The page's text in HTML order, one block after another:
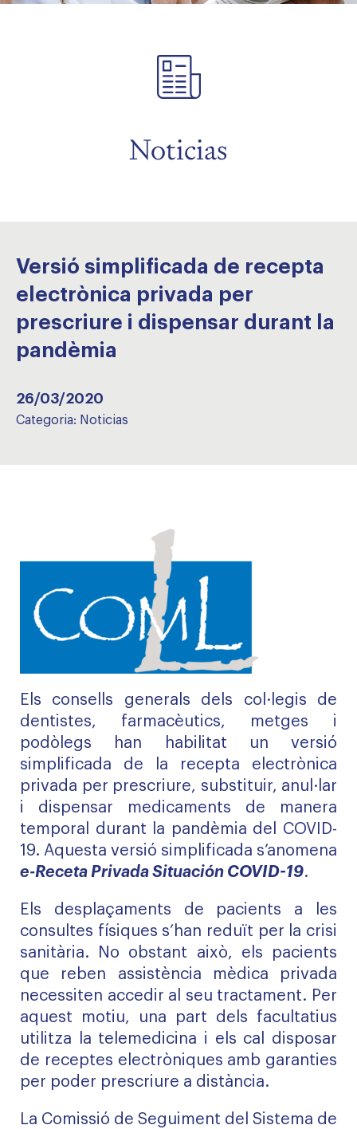
Noticias
Versió simplificada de recepta
electrònica privada per
prescriure i dispensar durant la
pandèmia
26/03/2020
Categoria: Noticias
Els consells generals dels col·legis de
dentistes, farmacèutics, metges i
podòlegs han habilitat un versió
simplificada de la recepta electrònica
privada per prescriure, substituir, anul·lar
i dispensar medicaments de manera
temporal durant la pandèmia del COVID-
19. Aquesta versió simplificada s’anomena
e-Receta Privada Situación COVID-19.
Els desplaçaments de pacients a les
consultes físiques s’han reduït per la crisi
sanitària. No obstant això, els pacients
que reben assistència mèdica privada
necessiten accedir al seu tractament. Per
aquest motiu, una part dels facultatius
utilitza la telemedicina i els cal disposar
de receptes electròniques amb garanties
per poder prescriure a distància.
La Comissió de Seguiment del Sistema de